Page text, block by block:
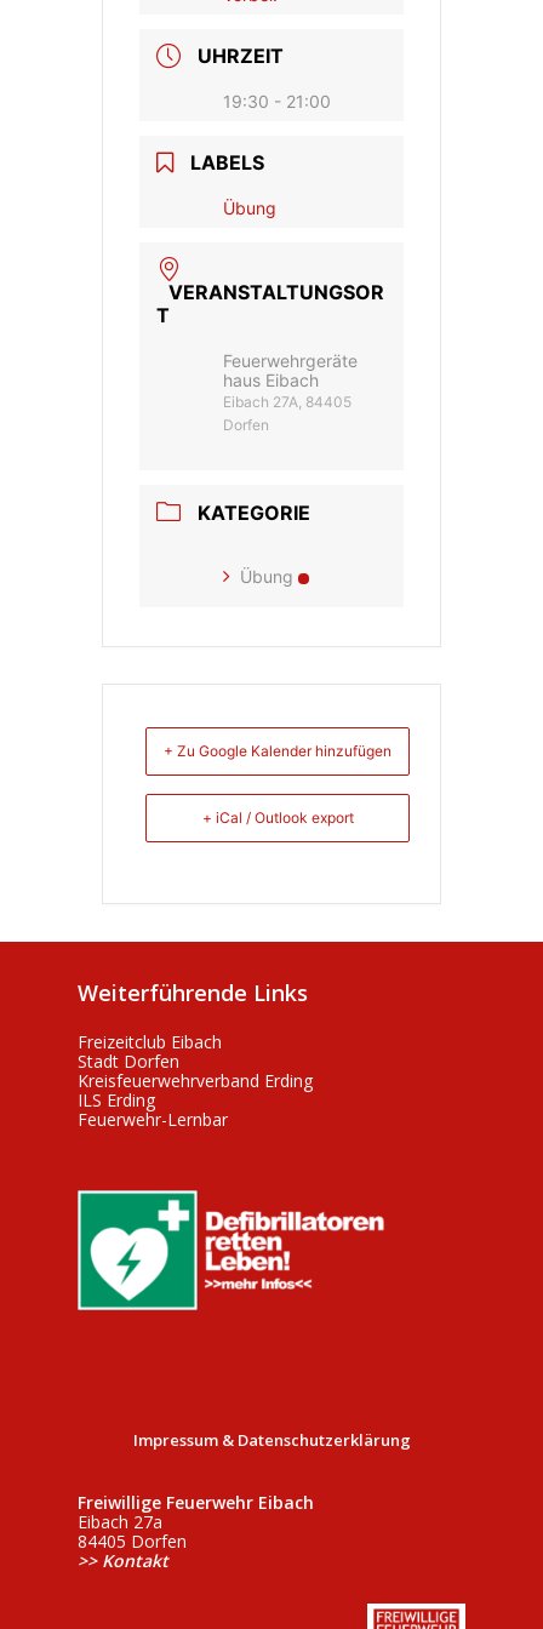
UHRZEIT
19:30 - 21:00
LABELS
Übung
VERANSTALTUNGSOR
T
Feuerwehrgeräte
haus Eibach
Eibach 27A, 84405
Dorfen
KATEGORIE
Übung
+ Zu Google Kalender hinzufügen
+ iCal / Outlook export
Weiterführende Links
Freizeitclub Eibach
Stadt Dorfen
Kreisfeuerwehrverband Erding
ILS Erding
Feuerwehr-Lernbar
Impressum & Datenschutzerklärung
Freiwillige Feuerwehr Eibach
Eibach 27a
84405 Dorfen
>> Kontakt